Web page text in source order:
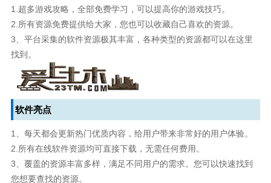
1.超多游戏攻略，全部免费学习，可以提高你的游戏技巧。
2.所有资源免费提供给大家，您也可以收藏自己喜欢的资源。
3、平台采集的软件资源极其丰富，各种类型的资源都可以在这里
找到。
软件亮点
1、每天都会更新热门优质内容，给用户带来非常好的用户体验。
2.所有在线软件资源均可直接下载，无需任何费用。
3、覆盖的资源丰富多样，满足不同用户的需求。您可以快速找到
您想要查找的资源。